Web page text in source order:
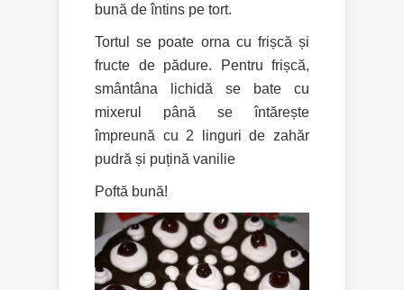
bună de întins pe tort.
Tortul se poate orna cu frișcă și
fructe de pădure. Pentru frișcă,
smântâna lichidă se bate cu
mixerul până se întărește
împreună cu 2 linguri de zahăr
pudră și puțină vanilie
Poftă bună!